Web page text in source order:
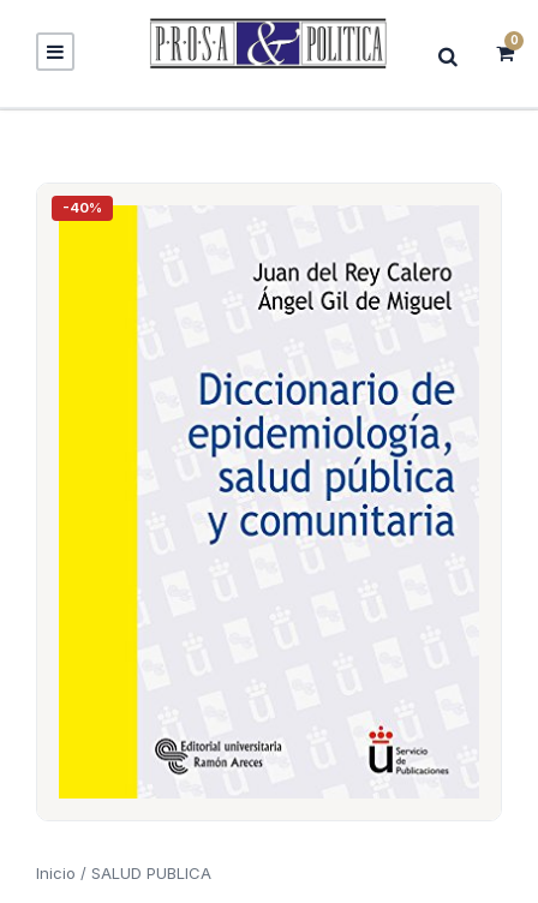
0
-40%
Inicio / SALUD PUBLICA